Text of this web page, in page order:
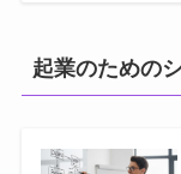
起業のための